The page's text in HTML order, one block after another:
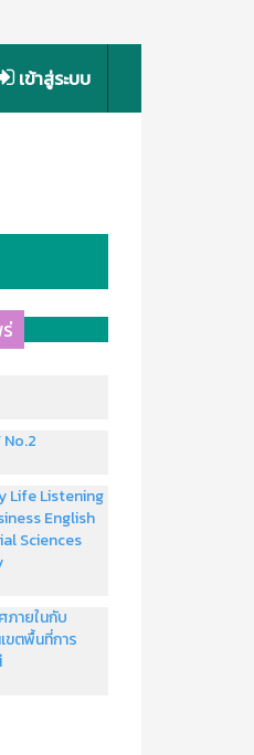
เข้าสู่ระบบ
Life Listening
English
Sciences
ภายในกับ
ขตพื้นที่การ